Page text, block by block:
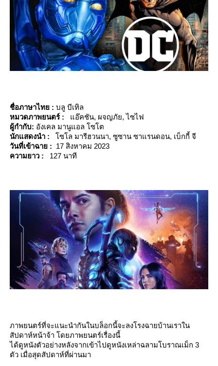
ชื่อภาษาไทย : บลู บีเทิล
หมวดภาพยนตร์ : อ๊คชัน, ผจญภัย, ไซไฟ
ผู้กำกับ: อังเคล มานูแอล โซโต
นักแสดงนำ : ซโล มารีฮวนนา, ซูซาน ซาแรนดอน, เบ็กกี้ จี
วันที่เข้าฉาย : 17 สิงหาคม 2023
ความยาว :
127 นาที
ภาพยนตร์ที่จะแนะนำกันในบล็อกนี้จะลงโรงฉายบ้านเราใน
สัปดาห์หน้าจ้า โดยภาพยนตร์เรื่องนี้
ได้ดูหนังตัวอย่างหลังจากเข้าไปดูหนังเหล่าฉลามโบราณเม็ก 3
ตัว เมื่อสุดสัปดาห์ที่ผ่านมา